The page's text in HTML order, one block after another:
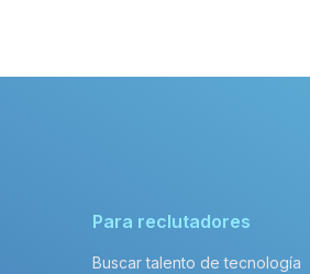
Para reclutadores
Buscar talento de tecnología